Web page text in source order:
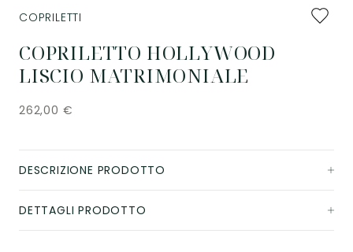
COPRILETTO HOLLYWOOD
LISCIO MATRIMONIALE
COPRILETTI
262,00 €
DESCRIZIONE PRODOTTO
DETTAGLI PRODOTTO